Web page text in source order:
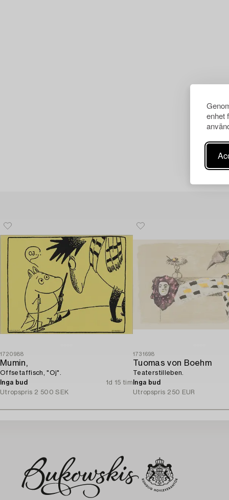
enhet
1720988
Mumin,
Offsetaffisch, "Oj".
Inga bud
1d 15 tim
Utropspris 2 500 SEK
1731698
Tuomas von Boehm
Teaterstilleben.
Inga bud
Utropspris 250 EUR